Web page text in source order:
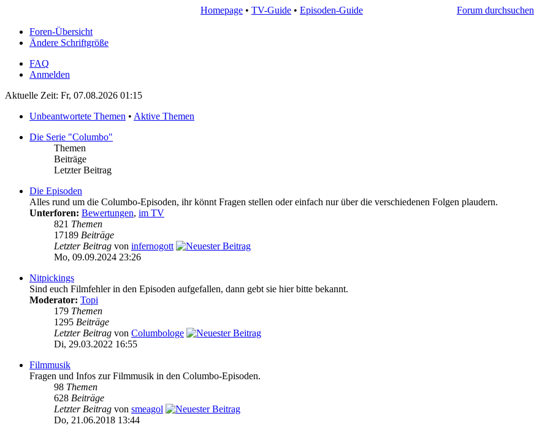
Homepage • TV-Guide • Episoden-Guide Forum durchsuchen
Foren-Übersicht
Ändere Schriftgröße
FAQ
Anmelden
Aktuelle Zeit: Fr, 07.08.2026 01:15
Unbeantwortete Themen • Aktive Themen
Die Serie "Columbo"
Themen
Beiträge
Letzter Beitrag
Die Episoden
Alles rund um die Columbo-Episoden, ihr könnt Fragen stellen oder einfach nur über die verschiedenen Folgen plaudern.
Unterforen: Bewertungen, im TV
821 Themen
17189 Beiträge
Letzter Beitrag von infernogott
Mo, 09.09.2024 23:26
Nitpickings
Sind euch Filmfehler in den Episoden aufgefallen, dann gebt sie hier bitte bekannt.
Moderator: Topi
179 Themen
1295 Beiträge
Letzter Beitrag von Columbologe
Di, 29.03.2022 16:55
Filmmusik
Fragen und Infos zur Filmmusik in den Columbo-Episoden.
98 Themen
628 Beiträge
Letzter Beitrag von smeagol
Do, 21.06.2018 13:44